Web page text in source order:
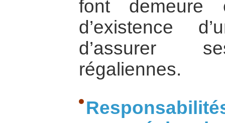
font demeure
d’existence
d’assurer
régaliennes.